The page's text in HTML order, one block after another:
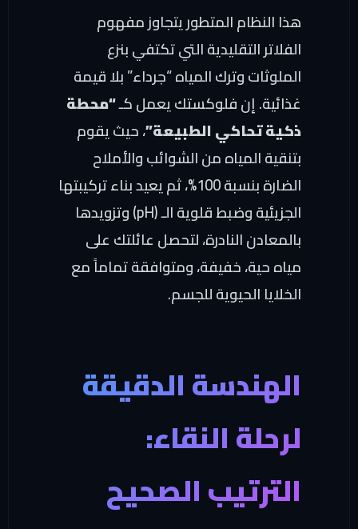
النظام المتطور يتجاوز مفهوم
التقليدية التي تكتفي بنزع
وترك المياه “جرداء” بلا قيمة
إن فلوكستك يعمل كـ“محطة
تحاكي الطبيعة”، حيث يقوم
المياه من الشوائب والأملاح
الضارة بنسبة 100%، ثم يعيد بناء تركيبتها
الجزيئية وضبط قلوية الـ (pH) وتزويدها
النادرة، لتحصل عائلتك على
حية، خفيفة، ومتوافقة تماماً مع
الحيوية للجسم.
الدقيقة
النقاء:
الصحيح